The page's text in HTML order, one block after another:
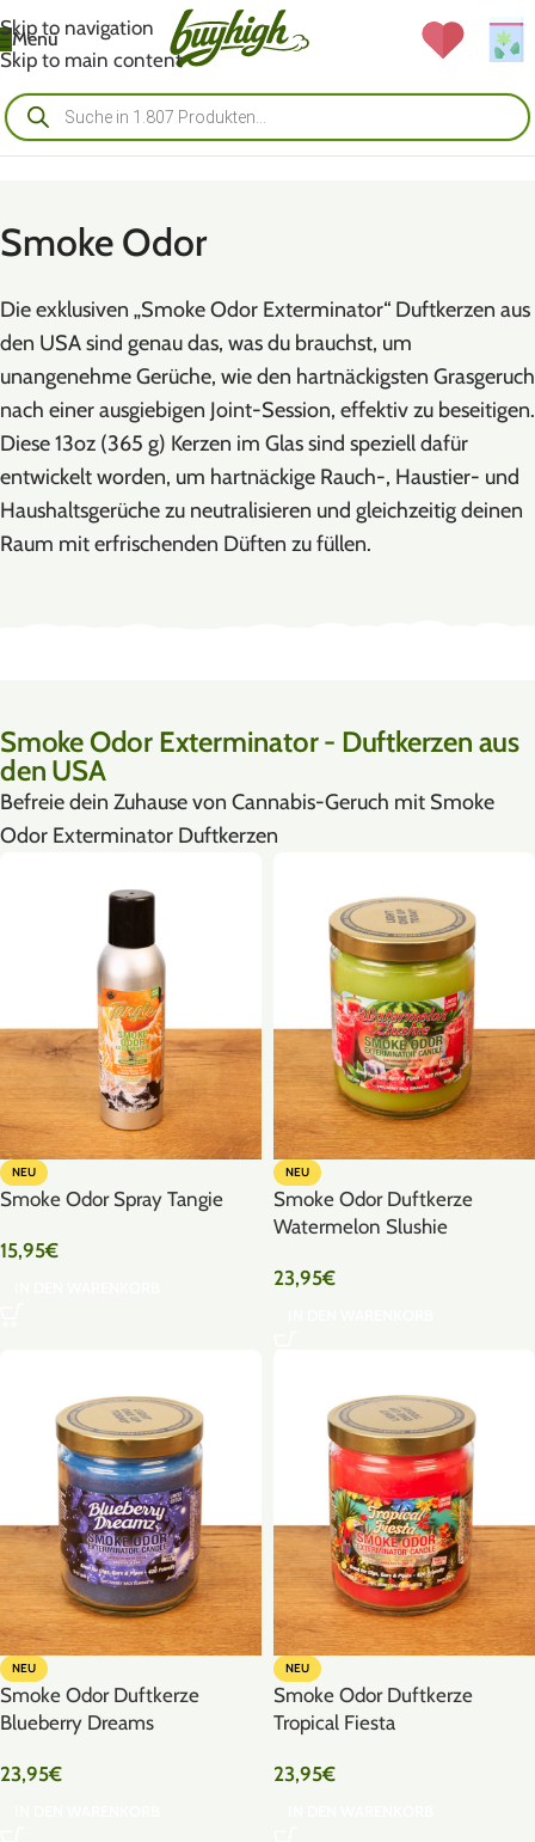
Skip to navigation
Skip to main content
Menü
Smoke Odor
Die exklusiven „Smoke Odor Exterminator“ Duftkerzen aus
den USA sind genau das, was du brauchst, um
unangenehme Gerüche, wie den hartnäckigsten Grasgeruch
nach einer ausgiebigen Joint-Session, effektiv zu beseitigen.
Diese 13oz (365 g) Kerzen im Glas sind speziell dafür
entwickelt worden, um hartnäckige Rauch-, Haustier- und
Haushaltsgerüche zu neutralisieren und gleichzeitig deinen
Raum mit erfrischenden Düften zu füllen.
Smoke Odor Exterminator - Duftkerzen aus
den USA
Befreie dein Zuhause von Cannabis-Geruch mit Smoke
Odor Exterminator Duftkerzen
NEU
Smoke Odor Spray Tangie
15,95€
NEU
Smoke Odor Duftkerze
Watermelon Slushie
23,95€
NEU
Smoke Odor Duftkerze
Blueberry Dreams
23,95€
NEU
Smoke Odor Duftkerze
Tropical Fiesta
23,95€